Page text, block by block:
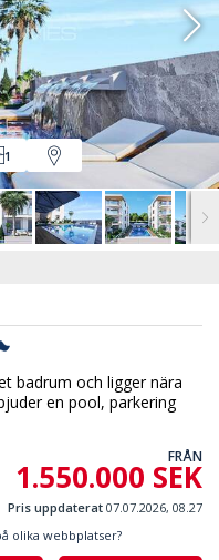
1
badrum och ligger nära
en pool, parkering
FRÅN
1.550.000 SEK
Pris uppdaterat 07.07.2026, 08.27
olika webbplatser?